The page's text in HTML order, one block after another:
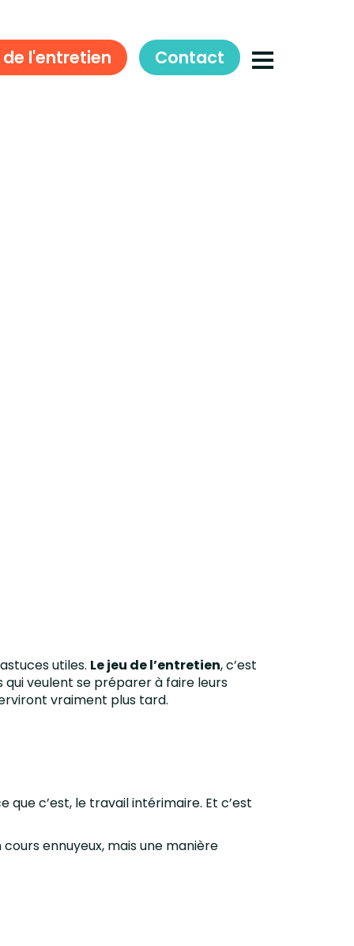
de l'entretien Contact
utiles. Le jeu de l’entretien, c’est
qui veulent se préparer à faire leurs
vraiment plus tard.
c’est, le travail intérimaire. Et c’est
ennuyeux, mais une manière